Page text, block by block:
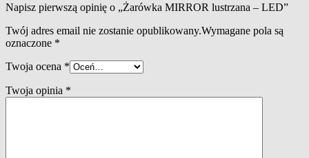
Napisz pierwszą opinię o „Żarówka MIRROR lustrzana – LED”
Twój adres email nie zostanie opublikowany.Wymagane pola są
oznaczone *
Twoja ocena *
Twoja opinia *